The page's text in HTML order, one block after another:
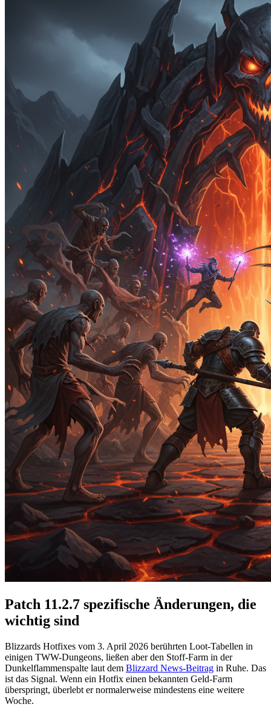
Patch 11.2.7 spezifische Änderungen, die
wichtig sind
Blizzards Hotfixes vom 3. April 2026 berührten Loot-Tabellen in
einigen TWW-Dungeons, ließen aber den Stoff-Farm in der
Dunkelflammenspalte laut dem Blizzard News-Beitrag in Ruhe. Das
ist das Signal. Wenn ein Hotfix einen bekannten Geld-Farm
überspringt, überlebt er normalerweise mindestens eine weitere
Woche.